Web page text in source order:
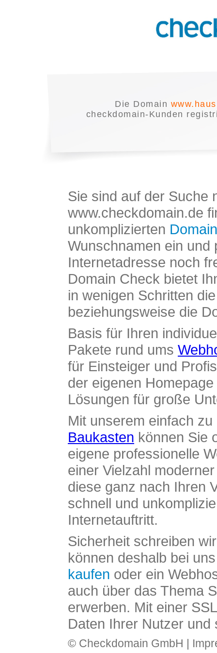
Die Domain
checkdomain-Kunden
Sie sind auf der Suche
www.checkdomain.de
unkomplizierten
Wunschnamen ein und
Internetadresse noch
Domain Check bietet
in wenigen Schritten
beziehungsweise die
Basis für Ihren
Pakete rund ums
für Einsteiger und
der eigenen
Lösungen für große
Mit unserem einfach
Baukasten können Sie
eigene professionelle
einer Vielzahl
diese ganz nach Ihren
schnell und
Internetauftritt.
Sicherheit schreiben
können deshalb bei
kaufen oder ein
auch über das Thema
erwerben. Mit einer
Daten Ihrer Nutzer und
© Checkdomain GmbH |